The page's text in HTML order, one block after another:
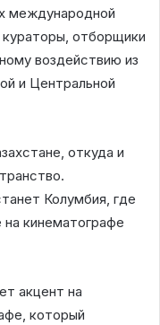
международной
отборщики
воздействию из
и Центральной
откуда и
Колумбия, где
кинематографе
акцент на
который